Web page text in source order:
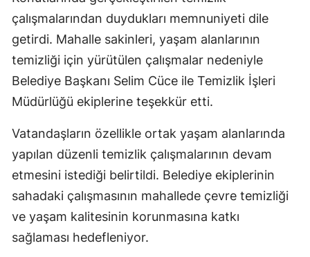
çalışmalarından duydukları memnuniyeti dile
getirdi. Mahalle sakinleri, yaşam alanlarının
temizliği için yürütülen çalışmalar nedeniyle
Belediye Başkanı Selim Cüce ile Temizlik İşleri
Müdürlüğü ekiplerine teşekkür etti.
Vatandaşların özellikle ortak yaşam alanlarında
yapılan düzenli temizlik çalışmalarının devam
etmesini istediği belirtildi. Belediye ekiplerinin
sahadaki çalışmasının mahallede çevre temizliği
ve yaşam kalitesinin korunmasına katkı
sağlaması hedefleniyor.